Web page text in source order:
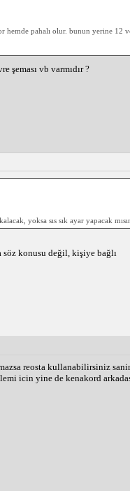
hemde pahalı olur. bunun yerine
şeması vb varmıdır ?
yoksa sıs sık ayar yapacak
söz konusu değil, kişiye bağlı
reosta kullanabilirsiniz
icin yine de kenakord